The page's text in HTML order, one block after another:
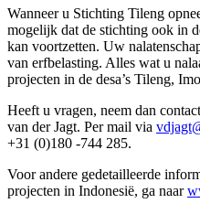
Wanneer u Stichting Tileng
mogelijk dat de stichting ook in
kan voortzetten. Uw
van erfbelasting. Alles wat u
projecten in de desa’s Tileng,
Heeft u vragen, neem dan
van der Jagt. Per mail via
+31 (0)180 -744 285.
Voor andere gedetailleerde
projecten in Indonesië, ga naar